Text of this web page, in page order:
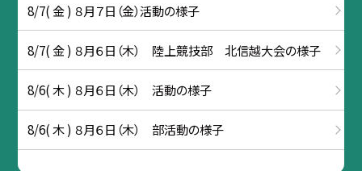
8/7( 金 ) ８月７日（金）活動の様子
8/7( 金 ) ８月６日（木） 陸上競技部 北信越大会の様子
8/6( 木 ) ８月６日（木） 活動の様子
8/6( 木 ) ８月６日（木） 部活動の様子